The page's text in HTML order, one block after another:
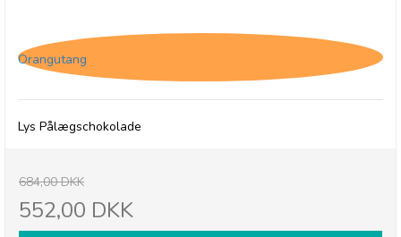
Orangutang
Lys Pålægschokolade
684,00 DKK
552,00 DKK